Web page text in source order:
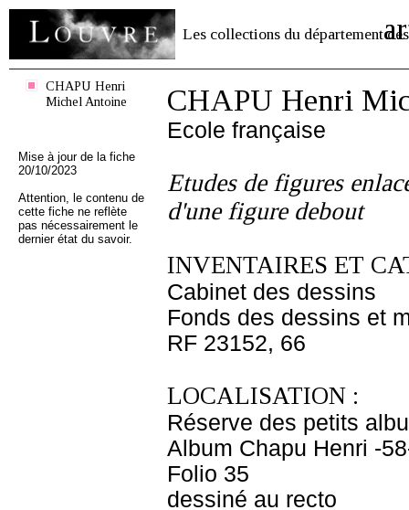
Les collections du département des
CHAPU Henri
Michel Antoine
Mise à jour de la fiche
20/10/2023
Attention, le contenu de
cette fiche ne reflète
pas nécessairement le
dernier état du savoir.
CHAPU Henri
Ecole française
Etudes de figures
d'une figure debout
INVENTAIRES ET
Cabinet des dessins
Fonds des dessins et
RF 23152, 66
LOCALISATION :
Réserve des petits
Album Chapu Henri -
Folio 35
dessiné au recto